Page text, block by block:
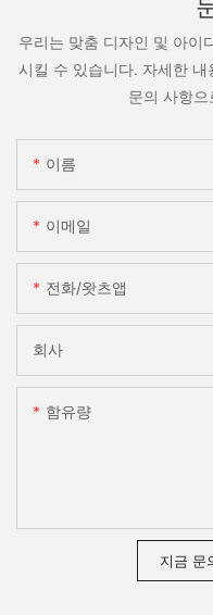
우리는 맞춤 디자인 및 아이
시킬 수 있습니다. 자세한
문의 사항
이름
이메일
전화/왓츠앱
회사
함유량
지금 문